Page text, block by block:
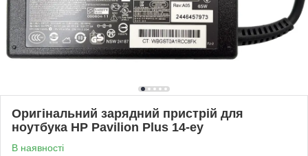
Оригінальний зарядний пристрій для
ноутбука HP Pavilion Plus 14-ey
В наявності